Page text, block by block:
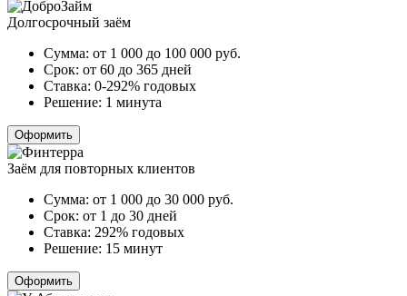
Долгосрочный заём
Сумма: от 1 000 до 100 000 руб.
Срок: от 60 до 365 дней
Ставка: 0-292% годовых
Решение: 1 минута
Оформить
Заём для повторных клиентов
Сумма: от 1 000 до 30 000 руб.
Срок: от 1 до 30 дней
Ставка: 292% годовых
Решение: 15 минут
Оформить